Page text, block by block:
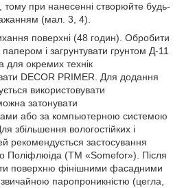
тому при нанесенні створюйте будь-
(мал. 3, 4).
поверхні (48 годин). Обробити
і загрунтувати грунтом Д-11
окремих технік
DECOR PRIMER. Для додання
використовувати
затонувати
або за компьютерною системою
збільшення вологостійких і
рекомендується застосування
Поліфлюіда (ТМ «Somefor»). Після
поверхню фінішними фасадними
паропроникністю (цегла,